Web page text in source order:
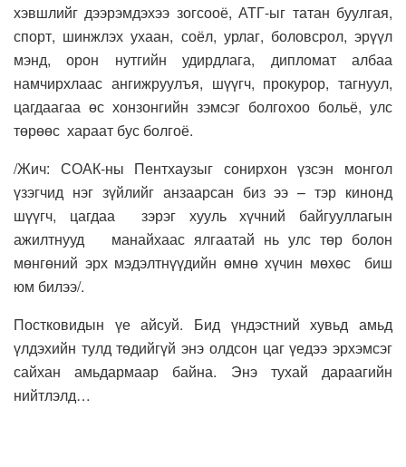
хэвшлийг дээрэмдэхээ зогсооё, АТГ-ыг татан буулгая,
спорт, шинжлэх ухаан, соёл, урлаг, боловсрол, эрүүл
мэнд, орон нутгийн удирдлага, дипломат албаа
намчирхлаас ангижруулъя, шүүгч, прокурор, тагнуул,
цагдаагаа өс хонзонгийн зэмсэг болгохоо больё, улс
төрөөс хараат бус болгоё.
/Жич: СОАК-ны Пентхаузыг сонирхон үзсэн монгол
үзэгчид нэг зүйлийг анзаарсан биз ээ – тэр кинонд
шүүгч, цагдаа зэрэг хууль хүчний байгууллагын
ажилтнууд манайхаас ялгаатай нь улс төр болон
мөнгөний эрх мэдэлтнүүдийн өмнө хүчин мөхөс биш
юм билээ/.
Постковидын үе айсуй. Бид үндэстний хувьд амьд
үлдэхийн тулд төдийгүй энэ олдсон цаг үедээ эрхэмсэг
сайхан амьдармаар байна. Энэ тухай дараагийн
нийтлэлд…